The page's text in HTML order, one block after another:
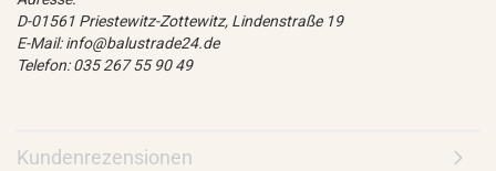
D-01561 Priestewitz-Zottewitz, Lindenstraße 19
E-Mail: info@balustrade24.de
Telefon: 035 267 55 90 49
Kundenrezensionen